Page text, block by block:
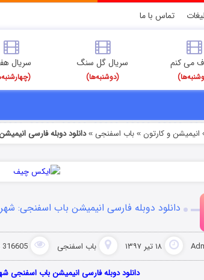
تماس با ما
می کنم سریال گل سنگ
(دوشنبه‌ها)
سریال
انیمیشن و کارتون » باب اسفنجی »دانلود دوبله فارسی
دانلود دوبله فارسی انیمیشن باب اسفنجی:
۱۸ تیر ۱۳۹۷ باب اسفنجی 316605 بازدید
دانلود دوبله فارسی انیمیشن باب اسفنجی